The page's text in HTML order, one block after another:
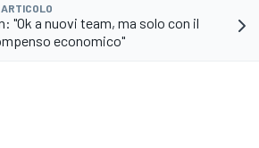
"Ok a nuovi team, ma solo con il
economico"